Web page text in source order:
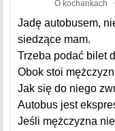
O kochankach
Jadę autobusem,
siedzące mam.
Trzeba podać bilet
Obok stoi
Jak się do niego
Autobus jest
Jeśli mężczyzna